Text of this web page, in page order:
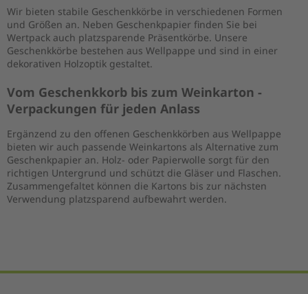
Wir bieten stabile Geschenkkörbe in verschiedenen Formen
und Größen an. Neben Geschenkpapier finden Sie bei
Wertpack auch platzsparende Präsentkörbe. Unsere
Geschenkkörbe bestehen aus Wellpappe und sind in einer
dekorativen Holzoptik gestaltet.
Vom Geschenkkorb bis zum Weinkarton -
Verpackungen für jeden Anlass
Ergänzend zu den offenen Geschenkkörben aus Wellpappe
bieten wir auch passende Weinkartons als Alternative zum
Geschenkpapier an. Holz- oder Papierwolle sorgt für den
richtigen Untergrund und schützt die Gläser und Flaschen.
Zusammengefaltet können die Kartons bis zur nächsten
Verwendung platzsparend aufbewahrt werden.